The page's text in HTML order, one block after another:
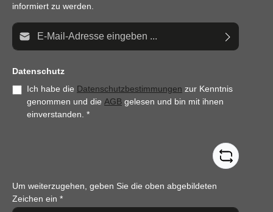
informiert zu werden.
E-Mail-Adresse*
Datenschutz
Ich habe die Datenschutzbestimmungen zur Kenntnis
genommen und die AGB gelesen und bin mit ihnen
einverstanden. *
Um weiterzugehen, geben Sie die oben abgebildeten
Zeichen ein *